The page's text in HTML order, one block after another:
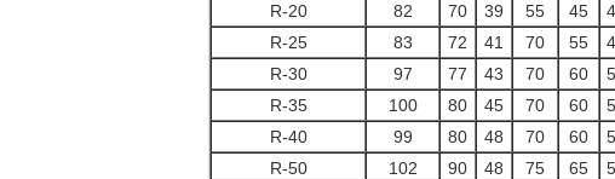
R-20
82 70 39 55 45 4
R-25
83 72 41 70 55 4
R-30
97 77 43 70 60 5
R-35
100 80 45 70 60 5
R-40
99 80 48 70 60 5
R-50
102 90 48 75 65 5